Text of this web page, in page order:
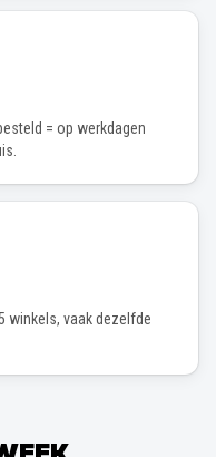
= op werkdagen
winkels, vaak dezelfde